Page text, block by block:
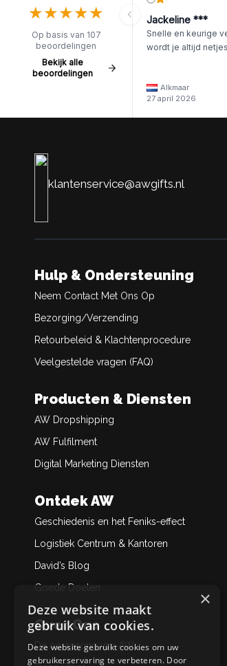
★★★★★
★★★★★
Op basis van 107
beoordelingen
Bekijk alle
beoordelingen
Jackeline ***
Snelle en keurige
wordt je altijd
Alkmaar
27 april 2026
klantenservice@awgifts.nl
Hulp & Ondersteuning
Neem Contact Met Ons Op
Bezorging/Verzending
Retourbeleid & Klachtenprocedure
Veelgestelde vragen (FAQ)
Producten & Diensten
AW Dropshipping
AW Fulfilment
Digital Marketing Diensten
Ontdek AW
Geschiedenis en het Feniks-effect
Logistiek Centrum & Kantoren
David’s Blog
Goede Doelen
Over Ons
De oorsprong van AW
×
Deze website maakt
gebruik van cookies.
Deze website gebruikt cookies om uw
gebruikerservaring te verbeteren. Door